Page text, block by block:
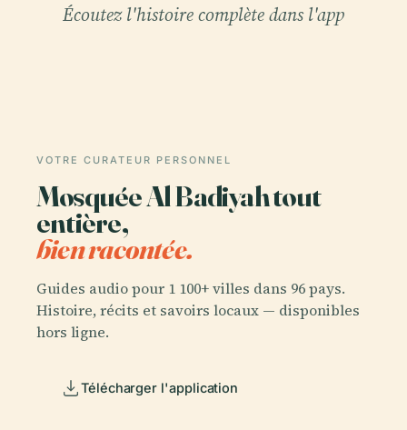
Écoutez l'histoire complète dans l'app
VOTRE CURATEUR PERSONNEL
Mosquée Al Badiyah tout
entière,
bien racontée.
Guides audio pour 1 100+ villes dans 96 pays.
Histoire, récits et savoirs locaux — disponibles
hors ligne.
Télécharger l'application